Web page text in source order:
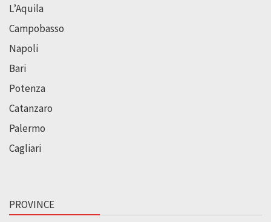
L’Aquila
Campobasso
Napoli
Bari
Potenza
Catanzaro
Palermo
Cagliari
PROVINCE